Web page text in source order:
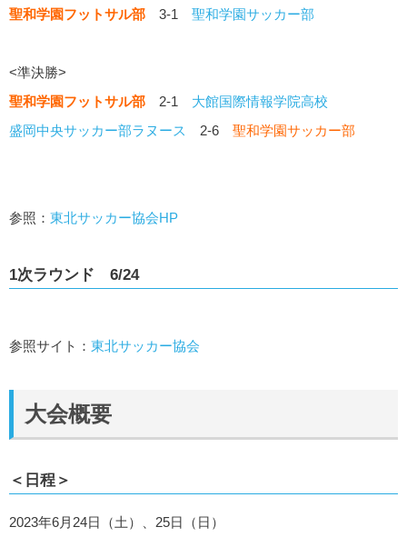
聖和学園フットサル部 3-1 聖和学園サッカー部
<準決勝>
聖和学園フットサル部 2-1 大館国際情報学院高校
盛岡中央サッカー部ラヌース
2-6 聖和学園サッカー部
参照： 東北サッカー協会HP
1次ラウンド 6/24
参照サイト： 東北サッカー協会
大会概要
＜日程＞
2023年6月24日（土）、25日（日）